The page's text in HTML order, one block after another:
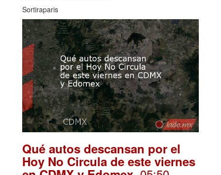
Sortiraparis
Qué autos descansan por el
Hoy No Circula de este viernes